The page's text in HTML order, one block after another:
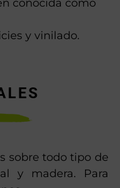
conocida como
y vinilado.
sobre todo tipo de
y madera. Para